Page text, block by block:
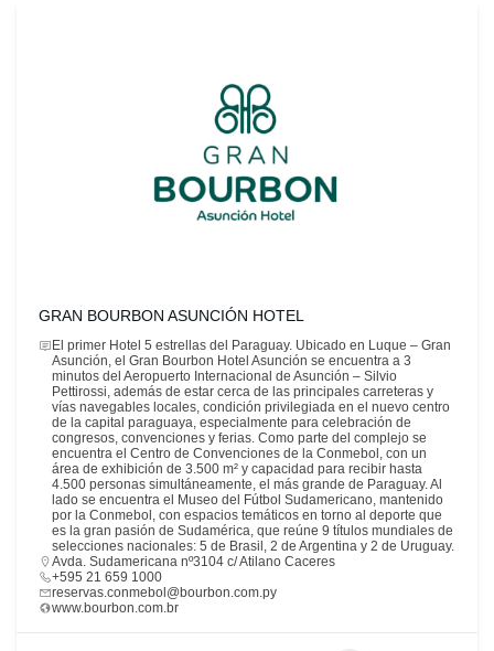
GRAN BOURBON ASUNCIÓN HOTEL
El primer Hotel 5 estrellas del Paraguay. Ubicado en Luque – Gran
Asunción, el Gran Bourbon Hotel Asunción se encuentra a 3
minutos del Aeropuerto Internacional de Asunción – Silvio
Pettirossi, además de estar cerca de las principales carreteras y
vías navegables locales, condición privilegiada en el nuevo centro
de la capital paraguaya, especialmente para celebración de
congresos, convenciones y ferias. Como parte del complejo se
encuentra el Centro de Convenciones de la Conmebol, con un
área de exhibición de 3.500 m² y capacidad para recibir hasta
4.500 personas simultáneamente, el más grande de Paraguay. Al
lado se encuentra el Museo del Fútbol Sudamericano, mantenido
por la Conmebol, con espacios temáticos en torno al deporte que
es la gran pasión de Sudamérica, que reúne 9 títulos mundiales de
selecciones nacionales: 5 de Brasil, 2 de Argentina y 2 de Uruguay.
Avda. Sudamericana nº3104 c/ Atilano Caceres
+595 21 659 1000
reservas.conmebol@bourbon.com.py
www.bourbon.com.br